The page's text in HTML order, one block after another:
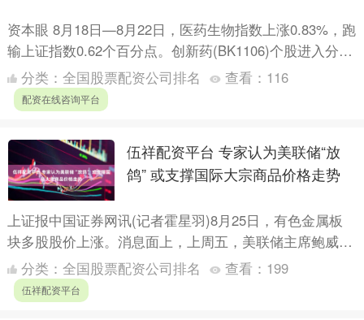
资本眼 8月18日—8月22日，医药生物指数上涨0.83%，跑
输上证指数0.62个百分点。创新药(BK1106)个股进入分
化，周内上涨0.11%。领涨的个股特点....
分类： 全国股票配资公司排名 查看： 116
配资在线咨询平台
伍祥配资平台 专家认为美联储“放
鸽” 或支撑国际大宗商品价格走势
上证报中国证券网讯(记者霍星羽)8月25日，有色金属板
块多股股价上涨。消息面上，上周五，美联储主席鲍威尔
发声，暗示美联储仍可能在未来数月降息，称美联储对降
息持开....
分类： 全国股票配资公司排名 查看： 199
伍祥配资平台